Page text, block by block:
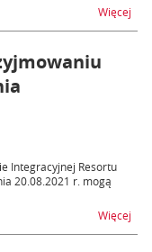
Więcej
Integracyjnej Resortu
20.08.2021 r. mogą
Więcej